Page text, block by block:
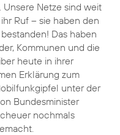
Unsere Netze sind weit
Ruf – sie haben den
Das haben
Kommunen und die
heute in ihrer
Erklärung zum
unter der
Bundesminister
nochmals